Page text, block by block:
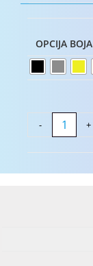
OPCIJA BOJA
- +